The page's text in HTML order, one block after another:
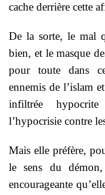
cache derrière cette
De la sorte, le mal
bien, et le masque
pour toute dans
ennemis de l’islam
infiltrée
l’hypocrisie contre
Mais elle préfère,
le sens du
encourageante